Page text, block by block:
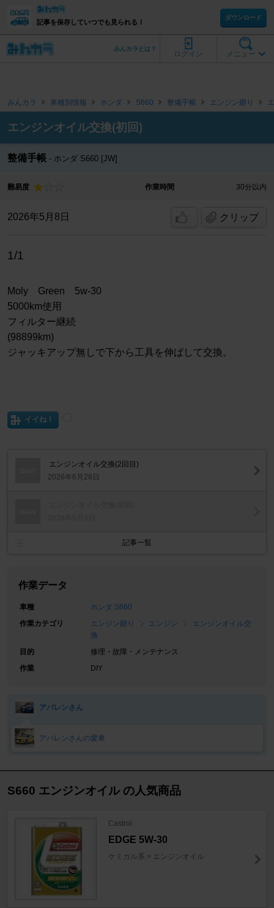
記事を保存していつでも見られる！
ダウンロード
メニュー
ログイン
みんカラとは？
みんカラ 車種別情報 ホンダ S660 整備手帳 エンジン廻り
エンジンオイル交換(初回)
整備手帳 ホンダ S660 [JW]
難易度 作業時間 30分以内
2026年5月8日 クリップ
1/1
Moly Green 5w-30
5000km使用
フィルター継続
(98899km)
ジャッキアップ無しで下から工具を伸ばして交換。
イイね！
エンジンオイル交換(2回目)
2026年6月28日
記事一覧
作業データ
車種
ホンダ S660
作業カテゴリ
エンジン廻り エンジン
エンジンオイル交
換
目的
修理・故障・メンテナンス
作業
DIY
アバレンさん
アバレンさんの愛車
S660 エンジンオイル の人気商品
Castrol
EDGE 5W-30
ケミカル系 > エンジンオイル